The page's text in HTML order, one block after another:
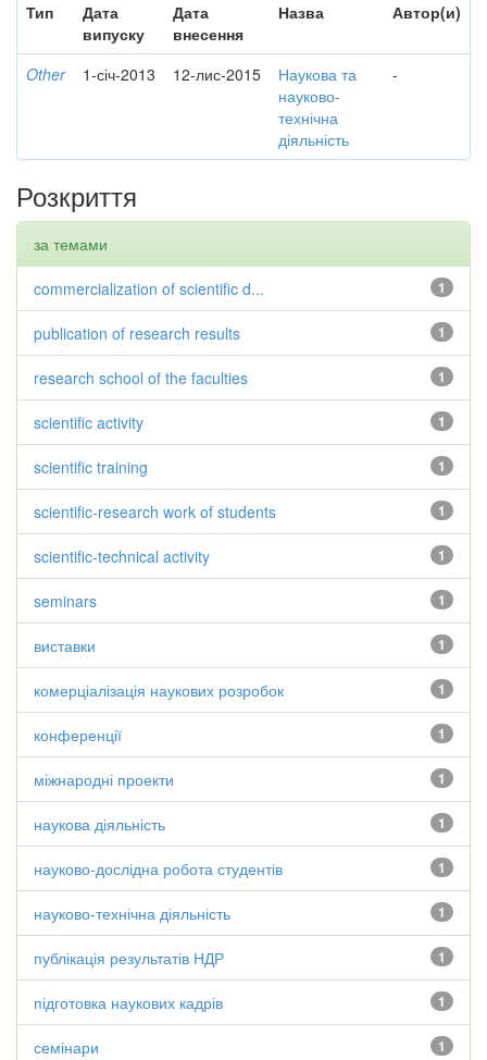
Тип
Дата
випуску
Дата
внесення
Назва Автор(и)
Other 1-січ-2013 12-лис-2015
Наукова та
науково-
технічна
діяльність
-
Розкриття
за темами
1
commercialization of scientific d...
1
publication of research results
1
research school of the faculties
1
scientific activity
1
scientific training
1
scientific-research work of students
1
scientific-technical activity
1
seminars
1
виставки
1
комерціалізація наукових розробок
1
конференції
1
міжнародні проекти
1
наукова діяльність
1
науково-дослідна робота студентів
1
науково-технічна діяльність
1
публікація результатів НДР
1
підготовка наукових кадрів
1
семінари